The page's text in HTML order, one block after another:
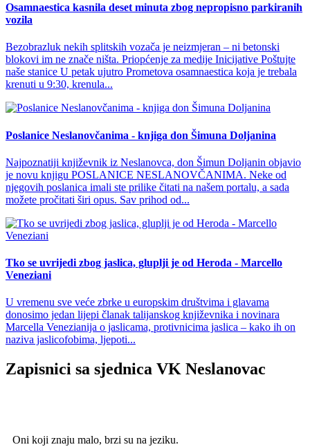
Osamnaestica kasnila deset minuta zbog nepropisno parkiranih
vozila
Bezobrazluk nekih splitskih vozača je neizmjeran – ni betonski
blokovi im ne znače ništa. Priopćenje za medije Inicijative Poštujte
naše stanice U petak ujutro Prometova osamnaestica koja je trebala
krenuti u 9:30, krenula...
Poslanice Neslanovčanima - knjiga don Šimuna Doljanina
Najpoznatiji književnik iz Neslanovca, don Šimun Doljanin objavio
je novu knjigu POSLANICE NESLANOVČANIMA. Neke od
njegovih poslanica imali ste prilike čitati na našem portalu, a sada
možete pročitati širi opus. Sav prihod od...
Tko se uvrijedi zbog jaslica, gluplji je od Heroda - Marcello
Veneziani
U vremenu sve veće zbrke u europskim društvima i glavama
donosimo jedan lijepi članak talijanskog književnika i novinara
Marcella Venezianija o jaslicama, protivnicima jaslica – kako ih on
naziva jaslicofobima, ljepoti...
Zapisnici sa sjednica VK Neslanovac
Oni koji znaju malo, brzi su na jeziku.